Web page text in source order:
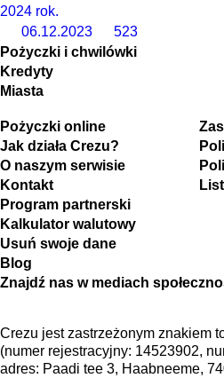
2024 rok.
06.12.2023
523
Pożyczki i chwilówki
Kredyty
Miasta
Pożyczki online
Jak działa Crezu?
O naszym serwisie
Kontakt
Program partnerski
Kalkulator walutowy
Usuń swoje dane
Blog
Znajdź nas w mediach
Crezu jest zastrzeżonym znakiem
(numer rejestracyjny: 14523902,
adres: Paadi tee 3, Haabneeme,